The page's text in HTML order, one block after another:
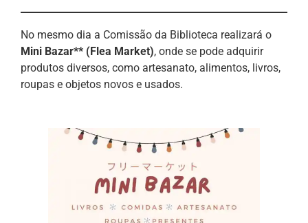
No mesmo dia a Comissão da Biblioteca realizará o
Mini Bazar** (Flea Market), onde se pode adquirir
produtos diversos, como artesanato, alimentos, livros,
roupas e objetos novos e usados.